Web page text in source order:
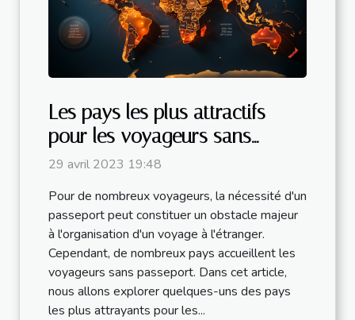
Les pays les plus attractifs
pour les voyageurs sans
passeport.
29 avril 2023 19:48
Pour de nombreux voyageurs, la nécessité d'un
passeport peut constituer un obstacle majeur
à l'organisation d'un voyage à l'étranger.
Cependant, de nombreux pays accueillent les
voyageurs sans passeport. Dans cet article,
nous allons explorer quelques-uns des pays
les plus attrayants pour les...